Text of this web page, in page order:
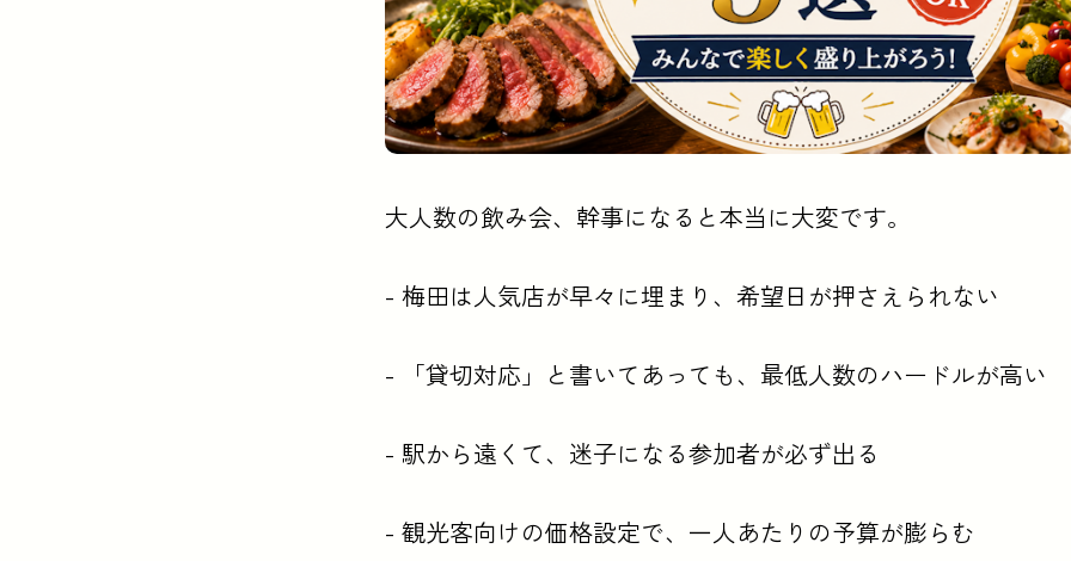
この記事の要点
大人数の飲み会、幹事になると本当に大変です。- 梅田は人気店が早々に埋ま
大人数の飲み会、幹事になると本当に大変です。
- 梅田は人気店が早々に埋まり、希望日が押さえられない
- 「貸切対応」と書いてあっても、最低人数のハードルが高い
- 駅から遠くて、迷子になる参加者が必ず出る
- 観光客向けの価格設定で、一人あたりの予算が膨らむ